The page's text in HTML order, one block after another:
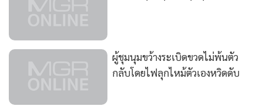
ผู้ชุมนุมขว้างระเบิดขวดไม่พ้นตัว
กลับโดยไฟลุกไหม้ตัวเองหวิดดับ